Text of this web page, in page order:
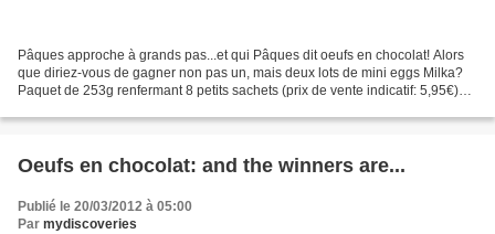
Pâques approche à grands pas...et qui Pâques dit oeufs en chocolat! Alors
que diriez-vous de gagner non pas un, mais deux lots de mini eggs Milka?
Paquet de 253g renfermant 8 petits sachets (prix de vente indicatif: 5,95€)
Oeufs en chocolat: and the winners are...
Publié le 20/03/2012 à 05:00
Par mydiscoveries